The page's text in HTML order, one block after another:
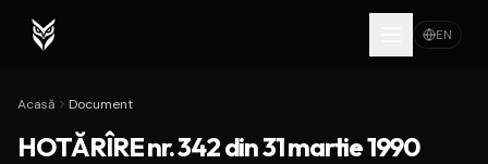
EN
Acasă Document
HOTĂRÎRE nr. 342 din 31 martie 1990